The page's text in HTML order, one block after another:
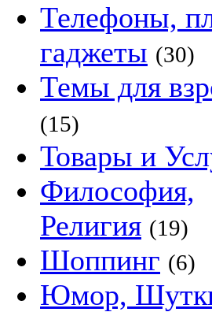
Телефоны,
гаджеты (30)
Темы для
(15)
Товары и
Философия,
Религия (19)
Шоппинг (6)
Юмор,